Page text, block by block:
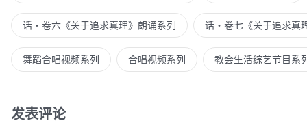
话・卷六《关于追求真理》朗诵系列 话・卷七《关于追求真
舞蹈合唱视频系列 合唱视频系列 教会生活综艺节目系
发表评论